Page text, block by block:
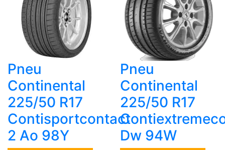
Pneu
Continental
225/50 R17
Contisportcontact
2 Ao 98Y
Pneu
Continental
225/50 R17
Dw 94W